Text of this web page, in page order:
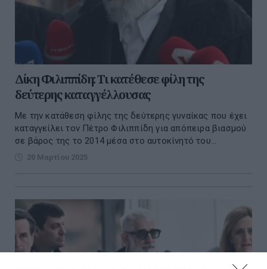
Δίκη Φιλιππίδη: Τι κατέθεσε φίλη της
δεύτερης καταγγέλλουσας
Με την κατάθεση φίλης της δεύτερης γυναίκας που έχει
καταγγείλει τον Πέτρο Φιλιππίδη για απόπειρα βιασμού
σε βάρος της το 2014 μέσα στο αυτοκίνητό του...
20 Μαρτίου 2025